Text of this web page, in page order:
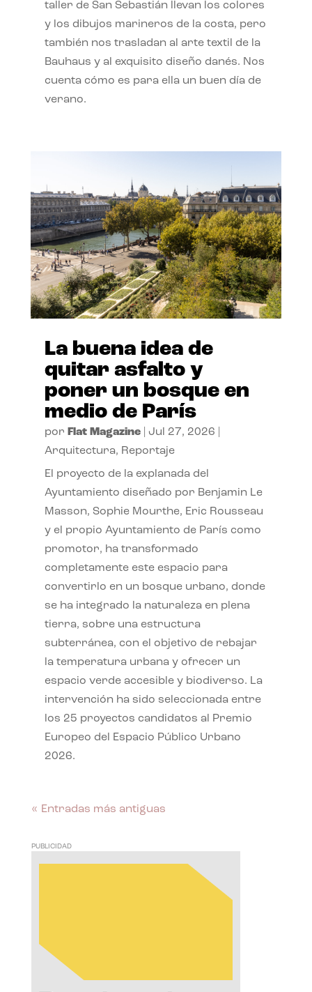
taller de San Sebastián llevan los colores
y los dibujos marineros de la costa, pero
también nos trasladan al arte textil de la
Bauhaus y al exquisito diseño danés. Nos
cuenta cómo es para ella un buen día de
verano.
La buena idea de
quitar asfalto y
poner un bosque en
medio de París
por Flat Magazine| Jul 27, 2026
Arquitectura, Reportaje
El proyecto de la explanada del
Ayuntamiento diseñado por Benjamin Le
Masson, Sophie Mourthe, Eric Rousseau
y el propio Ayuntamiento de París como
promotor, ha transformado
completamente este espacio para
convertirlo en un bosque urbano, donde
se ha integrado la naturaleza en plena
tierra, sobre una estructura
subterránea, con el objetivo de rebajar
la temperatura urbana y ofrecer un
espacio verde accesible y biodiverso. La
intervención ha sido seleccionada entre
los 25 proyectos candidatos al Premio
Europeo del Espacio Público Urbano
2026.
« Entradas más antiguas
PUBLICIDAD